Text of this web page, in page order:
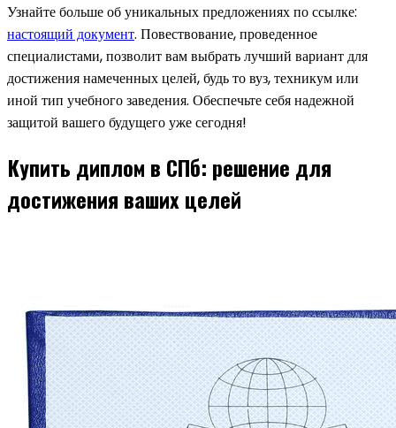
Узнайте больше об уникальных предложениях по ссылке:
настоящий документ. Повествование, проведенное
специалистами, позволит вам выбрать лучший вариант для
достижения намеченных целей, будь то вуз, техникум или
иной тип учебного заведения. Обеспечьте себя надежной
защитой вашего будущего уже сегодня!
Купить диплом в СПб: решение для
достижения ваших целей